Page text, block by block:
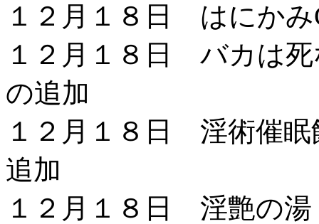
１２月１８日 はにかみ
１２月１８日 バカは
の追加
１２月１８日 淫術催眠
追加
１２月１８日 淫艶の湯